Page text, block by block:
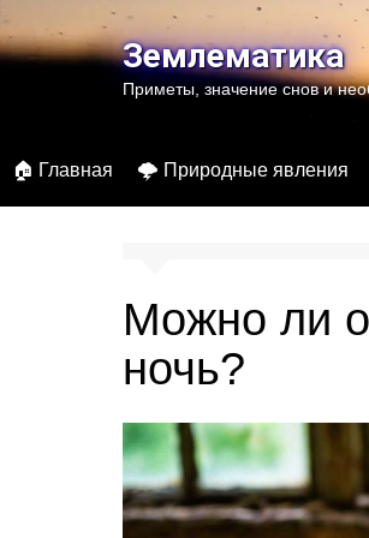
к
содержимомуЗемлематика
Приметы, значение снов и
🏠 Главная 🌩️ Природные явления
Можно ли
ночь?